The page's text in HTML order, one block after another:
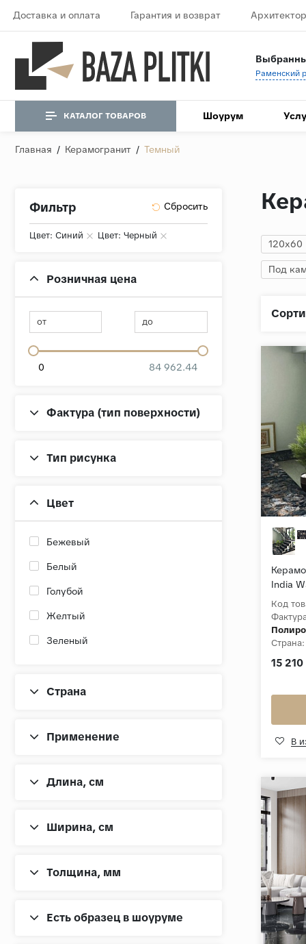
Доставка и оплата Гарантия и возврат
КАТАЛОГ ТОВАРОВ Шоурум
Главная / Керамогранит / Темный
Фильтр
Цвет: Синий Цвет: Черный
Розничная цена
от до
0 84 962.44
Фактура (тип поверхности)
Тип рисунка
Цвет
Бежевый
Белый
Голубой
Желтый
Зеленый
Коричневый
Оранжевый
Розовый
Терракотовый
Страна
Применение
Длина, cм
Ширина, cм
Толщина, мм
Есть образец в шоуруме
120x60
Под
India
Код
Страна:
15
В